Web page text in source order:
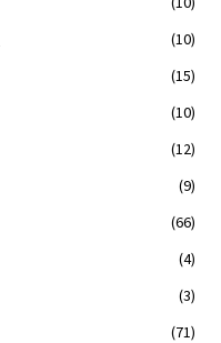
(10)
(15)
(10)
(12)
(9)
(66)
(4)
(3)
(71)